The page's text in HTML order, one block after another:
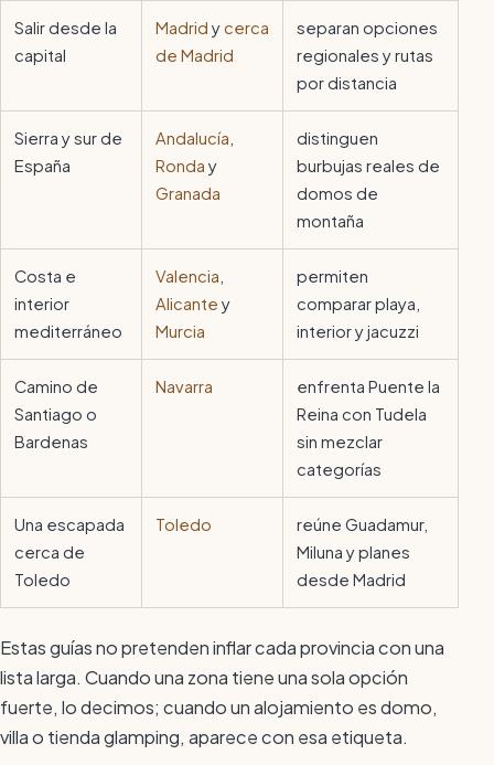
Salir desde la
capital
Madrid ycerca
de Madrid
separan opciones
regionales y rutas
por distancia
Sierra y sur de
España
Andalucía
Ronda y
Granada
distinguen
burbujas reales de
domos de
montaña
Costa e
interior
mediterráneo
Valencia
Alicante y
Murcia
permiten
comparar playa,
interior y jacuzzi
Camino de
Santiago o
Bardenas
Navarra
enfrenta Puente la
Reina con Tudela
sin mezclar
categorías
Una escapada
cerca de
Toledo
Toledo
reúne Guadamur,
Miluna y planes
desde Madrid
Estas guías no pretenden inflar cada provincia con una
lista larga. Cuando una zona tiene una sola opción
fuerte, lo decimos; cuando un alojamiento es domo,
villa o tienda glamping, aparece con esa etiqueta.